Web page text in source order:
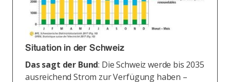
Situation in der Schweiz
Das sagt der Bund: Die Schweiz werde bis 2035
ausreichend Strom zur Verfügung haben –